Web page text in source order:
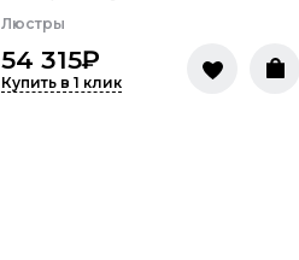
Люстры
54 315₽
Купить в 1 клик